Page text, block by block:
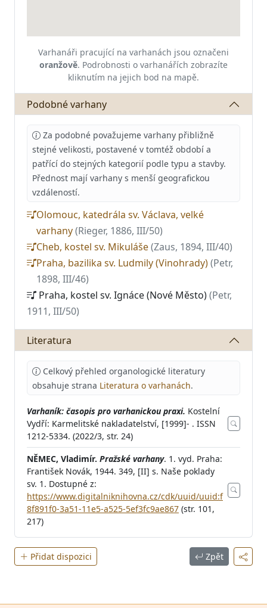
Varhanáři pracující na varhanách jsou označeni
oranžově. Podrobnosti o varhanářích zobrazíte
kliknutím na jejich bod na mapě.
Podobné varhany
Za podobné považujeme varhany přibližně
stejné velikosti, postavené v tomtéž období a
patřící do stejných kategorií podle typu a stavby.
Přednost mají varhany s menší geografickou
vzdáleností.
Olomouc, katedrála sv. Václava, velké
varhany(Rieger, 1886, III/50)
Cheb, kostel sv. Mikuláše(Zaus, 1894, III/40)
Praha, bazilika sv. Ludmily (Vinohrady)(Petr,
1898, III/46)
Praha, kostel sv. Ignáce (Nové Město)(Petr,
1911, III/50)
Literatura
Celkový přehled organologické literatury
obsahuje strana Literatura o varhanách.
Varhaník: časopis pro varhanickou praxi. Kostelní
Vydří: Karmelitské nakladatelství, [1999]- . ISSN
1212-5334. (2022/3, str. 24)
NĚMEC, Vladimír. Pražské varhany. 1. vyd. Praha:
František Novák, 1944. 349, [II] s. Naše poklady
sv. 1. Dostupné z:
https://www.digitalniknihovna.cz/cdk/uuid/uuid:f
8f891f0-3a51-11e5-a525-5ef3fc9ae867 (str. 101,
217)
Přidat dispozici Zpět